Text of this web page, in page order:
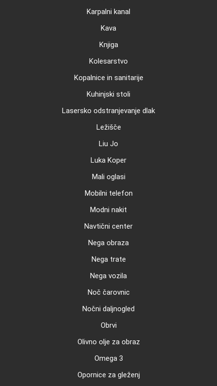
Karpalni kanal
Kava
Knjiga
Kolesarstvo
Kopalnice in sanitarije
Kuhinjski stoli
Lasersko odstranjevanje dlak
Ležišče
Liu Jo
Luka Koper
Mali oglasi
Mobilni telefon
Modni nakit
Navtični center
Nega obraza
Nega trate
Nega vozila
Noč čarovnic
Nočni daljnogled
Obrvi
Olivno olje za obraz
Omega 3
Opornice za gleženj